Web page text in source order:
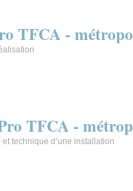
TFCA -
TFCA -
technique d’une installation